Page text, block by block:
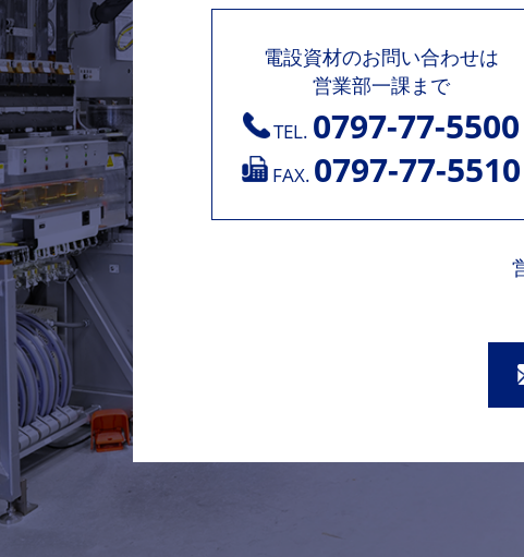
電設資材のお問い合わせは
営業部一課まで
TEL. 0797-77-5500
FAX. 0797-77-5510